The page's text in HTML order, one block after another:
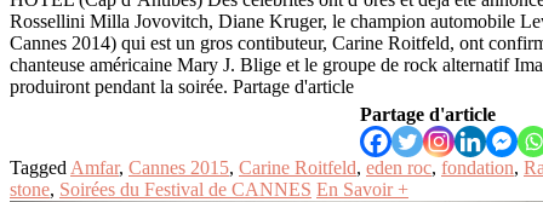
Rossellini Milla Jovovitch, Diane Kruger, le champion automobile
Cannes 2014) qui est un gros contibuteur, Carine Roitfeld, ont
chanteuse américaine Mary J. Blige et le groupe de rock alternatif
produiront pendant la soirée. Partage d'article
Partage d'article
Tagged Amfar, Cannes 2015, Carine Roitfeld, eden roc, fondation,
stone, Soirées du Festival de CANNES En Savoir +